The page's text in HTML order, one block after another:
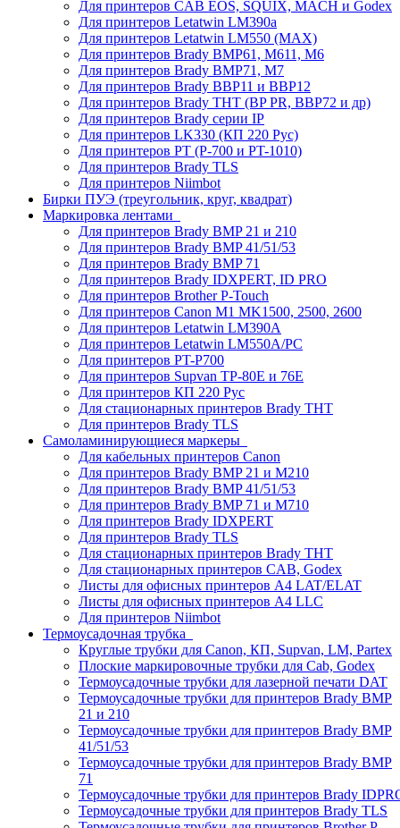
Для принтеров CAB EOS, SQUIX, MACH и Godex
Для принтеров Letatwin LM390a
Для принтеров Letatwin LM550 (MAX)
Для принтеров Brady BMP61, M611, M6
Для принтеров Brady BMP71, M7
Для принтеров Brady BBP11 и BBP12
Для принтеров Brady THT (BP PR, BBP72 и др)
Для принтеров Brady серии IP
Для принтеров LK330 (КП 220 Рус)
Для принтеров PT (P-700 и PT-1010)
Для принтеров Brady TLS
Для принтеров Niimbot
Бирки ПУЭ (треугольник, круг, квадрат)
Маркировка лентами
Для принтеров Brady BMP 21 и 210
Для принтеров Brady BMP 41/51/53
Для принтеров Brady BMP 71
Для принтеров Brady IDXPERT, ID PRO
Для принтеров Brother P-Touch
Для принтеров Canon M1 MK1500, 2500, 2600
Для принтеров Letatwin LM390A
Для принтеров Letatwin LM550A/PC
Для принтеров PT-P700
Для принтеров Supvan TP-80E и 76E
Для принтеров КП 220 Рус
Для стационарных принтеров Brady THT
Для принтеров Brady TLS
Самоламинирующиеся маркеры
Для кабельных принтеров Canon
Для принтеров Brady BMP 21 и M210
Для принтеров Brady BMP 41/51/53
Для принтеров Brady BMP 71 и M710
Для принтеров Brady IDXPERT
Для принтеров Brady TLS
Для стационарных принтеров Brady THT
Для стационарных принтеров CAB, Godex
Листы для офисных принтеров А4 LAT/ELAT
Листы для офисных принтеров А4 LLC
Для принтеров Niimbot
Термоусадочная трубка
Круглые трубки для Canon, КП, Supvan, LM, Partex
Плоские маркировочные трубки для Cab, Godex
Термоусадочные трубки для лазерной печати DAT
Термоусадочные трубки для принтеров Brady BMP
21 и 210
Термоусадочные трубки для принтеров Brady BMP
41/51/53
Термоусадочные трубки для принтеров Brady BMP
71
Термоусадочные трубки для принтеров Brady
Термоусадочные трубки для принтеров Brady TLS